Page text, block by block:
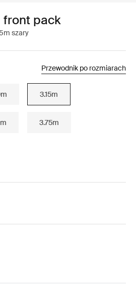
front pack
szary
Przewodnik po rozmiarach
3.15m
3.75m